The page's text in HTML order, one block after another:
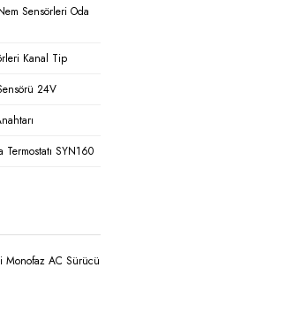
Sensörleri Oda
Kanal Tip
24V
SYN160